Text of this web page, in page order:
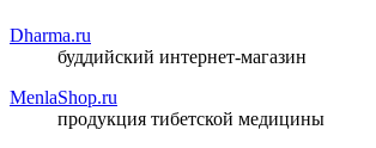
Dharma.ru
буддийский интернет-магазин
MenlaShop.ru
продукция тибетской медицины